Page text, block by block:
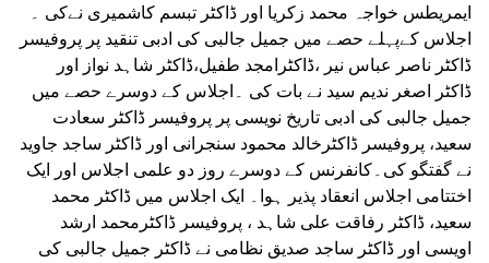
ایمریطس خواجہ محمد زکریا اور ڈاکٹر تبسم کاشمیری نےکی ۔
اجلاس کےپہلے حصے میں جمیل جالبی کی ادبی تنقید پر پروفیسر
ڈاکٹر ناصر عباس نیر ،ڈاکٹرامجد طفیل،ڈاکٹر شاہد نواز اور
ڈاکٹر اصغر ندیم سید نے بات کی ۔اجلاس کے دوسرے حصے میں
جمیل جالبی کی ادبی تاریخ نویسی پر پروفیسر ڈاکٹر سعادت
سعید، پروفیسر ڈاکٹرخالد محمود سنجرانی اور ڈاکٹر ساجد جاوید
نے گفتگو کی۔کانفرنس کے دوسرے روز دو علمی اجلاس اور ایک
اختتامی اجلاس انعقاد پذیر ہوا۔ ایک اجلاس میں ڈاکٹر محمد
سعید، ڈاکٹر رفاقت علی شاہد ، پروفیسر ڈاکٹرمحمد ارشد
اویسی اور ڈاکٹر ساجد صدیق نظامی نے ڈاکٹر جمیل جالبی کی